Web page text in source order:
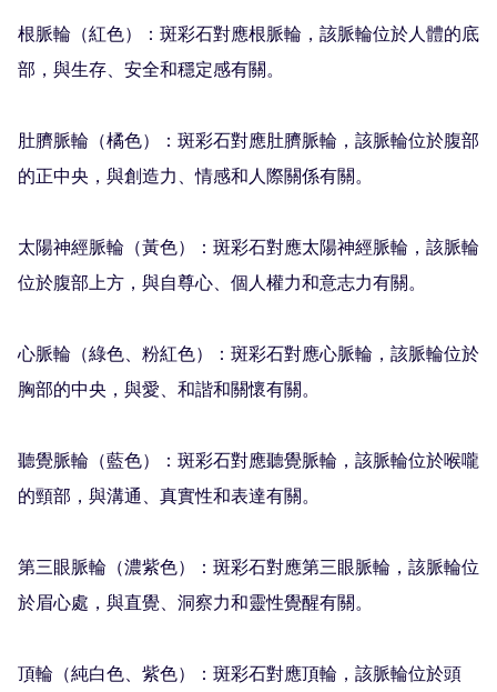
根脈輪（紅色）：斑彩石對應根脈輪，該脈輪位於人體的底
部，與生存、安全和穩定感有關。
肚臍脈輪（橘色）：斑彩石對應肚臍脈輪，該脈輪位於腹部
的正中央，與創造力、情感和人際關係有關。
太陽神經脈輪（黃色）：斑彩石對應太陽神經脈輪，該脈輪
位於腹部上方，與自尊心、個人權力和意志力有關。
心脈輪（綠色、粉紅色）：斑彩石對應心脈輪，該脈輪位於
胸部的中央，與愛、和諧和關懷有關。
聽覺脈輪（藍色）：斑彩石對應聽覺脈輪，該脈輪位於喉嚨
的頸部，與溝通、真實性和表達有關。
第三眼脈輪（濃紫色）：斑彩石對應第三眼脈輪，該脈輪位
於眉心處，與直覺、洞察力和靈性覺醒有關。
頂輪（純白色、紫色）：斑彩石對應頂輪，該脈輪位於頭